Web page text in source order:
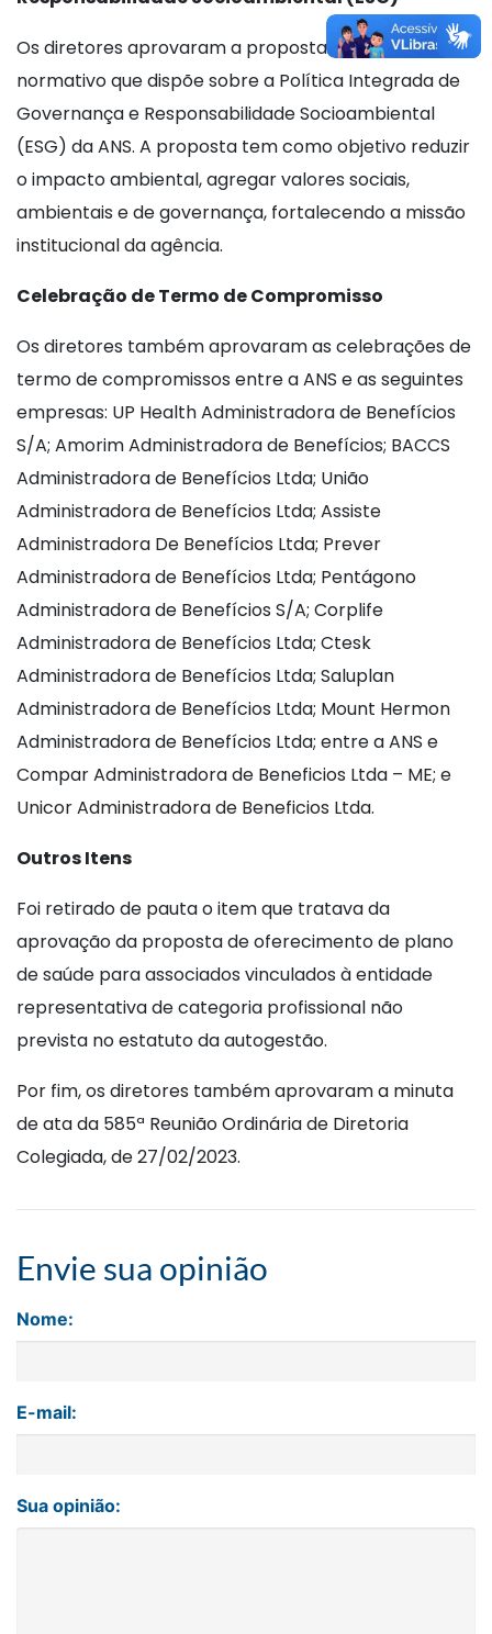
Os diretores aprovaram a proposta de ato
normativo que dispõe sobre a Política Integrada de
Governança e Responsabilidade Socioambiental
(ESG) da ANS. A proposta tem como objetivo reduzir
o impacto ambiental, agregar valores sociais,
ambientais e de governança, fortalecendo a missão
institucional da agência.
Celebração de Termo de Compromisso
Os diretores também aprovaram as celebrações de
termo de compromissos entre a ANS e as seguintes
empresas: UP Health Administradora de Benefícios
S/A; Amorim Administradora de Benefícios; BACCS
Administradora de Benefícios Ltda; União
Administradora de Benefícios Ltda; Assiste
Administradora De Benefícios Ltda; Prever
Administradora de Benefícios Ltda; Pentágono
Administradora de Benefícios S/A; Corplife
Administradora de Benefícios Ltda; Ctesk
Administradora de Benefícios Ltda; Saluplan
Administradora de Benefícios Ltda; Mount Hermon
Administradora de Benefícios Ltda; entre a ANS e
Compar Administradora de Beneficios Ltda – ME; e
Unicor Administradora de Beneficios Ltda.
Outros Itens
Foi retirado de pauta o item que tratava da
aprovação da proposta de oferecimento de plano
de saúde para associados vinculados à entidade
representativa de categoria profissional não
prevista no estatuto da autogestão.
Por fim, os diretores também aprovaram a minuta
de ata da 585ª Reunião Ordinária de Diretoria
Colegiada, de 27/02/2023.
Envie sua opinião
Nome:
E-mail:
Sua opinião: